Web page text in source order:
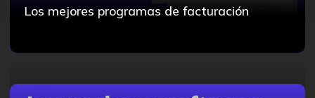
Los mejores programas de facturación